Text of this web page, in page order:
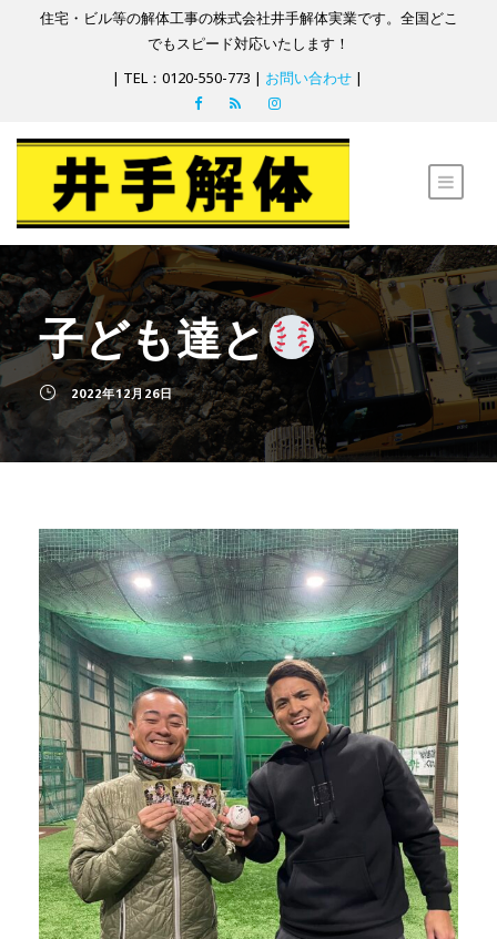
住宅・ビル等の解体工事の株式会社井手解体実業です。全国どこ
でもスピード対応いたします！
| TEL：0120-550-773 | お問い合わせ |
子ども達と
2022年12月26日